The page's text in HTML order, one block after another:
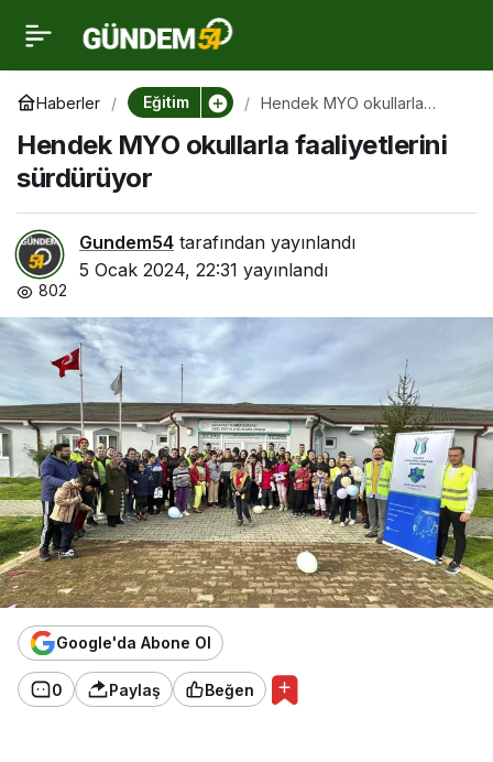
Haberler Eğitim
Hendek MYO okullarla
Hendek MYO okullarla faaliyetlerini
sürdürüyor
Gundem54 tarafından yayınlandı
5 Ocak 2024, 22:31 yayınlandı
802
Google'da Abone Ol
0 Paylaş Beğen
Hendek MYO okullarla
faaliyetlerini sürdürüyor